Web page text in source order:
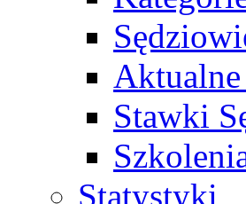
Stawki
Statystyki